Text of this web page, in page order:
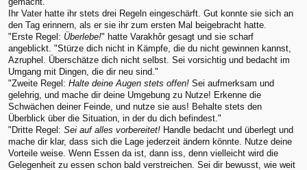
Ihr Vater hatte ihr stets drei Regeln eingeschärft. Gut konnte sie sich an
den Tag erinnern, als er sie ihr zum ersten Mal beigebracht hatte.
"Erste Regel: Überlebe!" hatte Varakhôr gesagt und sie scharf
angeblickt. "Stürze dich nicht in Kämpfe, die du nicht gewinnen kannst,
Azruphel. Überschätze dich nicht selbst. Sei vorsichtig und bedacht im
Umgang mit Dingen, die dir neu sind."
"Zweite Regel: Halte deine Augen stets offen! Sei aufmerksam und
gelehrig, und mache dir deine Umgebung zu Nutze! Erkenne die
Schwächen deiner Feinde, und nutze sie aus! Behalte stets den
Überblick über die Situation, in der du dich befindest."
"Dritte Regel: Sei auf alles vorbereitet! Handle bedacht und überlegt und
mache dir klar, dass sich die Lage jederzeit ändern könnte. Nutze deine
Vorteile weise. Wenn Essen da ist, dann iss, denn vielleicht wird die
Gelegenheit zu essen schon bald verstreichen. Sei dir bewusst, wie weit